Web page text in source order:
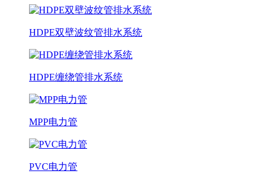
HDPE双壁波纹管排水系统
HDPE缠绕管排水系统
MPP电力管
PVC电力管